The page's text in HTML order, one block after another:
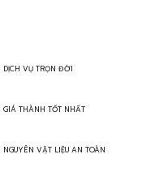
DỊCH VỤ TRỌN ĐỜI
GIÁ THÀNH TỐT NHẤT
NGUYÊN VẬT LIỆU AN TOÀN